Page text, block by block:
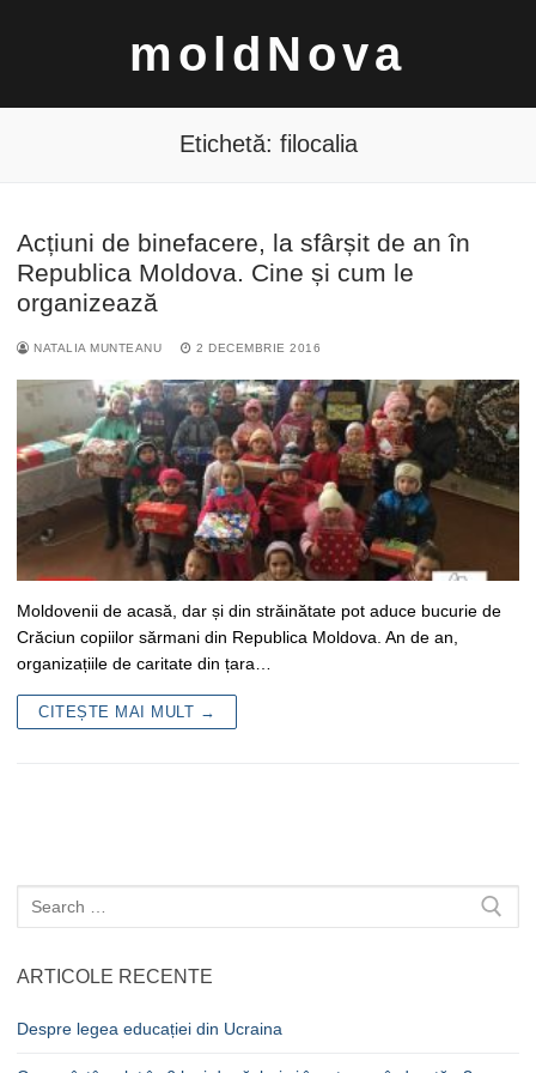
moldNova
Caută
după:
Etichetă: filocalia
Acțiuni de binefacere, la sfârșit de an în
Republica Moldova. Cine și cum le
organizează
NATALIA MUNTEANU 2 DECEMBRIE 2016
Moldovenii de acasă, dar și din străinătate pot aduce bucurie de
Crăciun copiilor sărmani din Republica Moldova. An de an,
organizațiile de caritate din țara…
CITEȘTE MAI MULT →
Caută
după:
ARTICOLE RECENTE
Despre legea educației din Ucraina